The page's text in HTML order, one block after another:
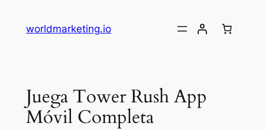
worldmarketing.io
Juega Tower Rush App
Móvil Completa